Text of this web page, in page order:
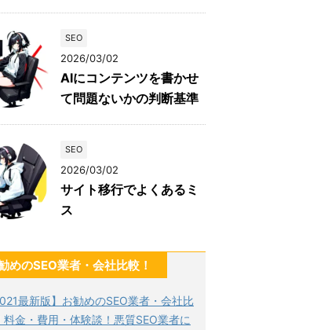
SEO
2026/03/02
AIにコンテンツを書かせ
て問題ないかの判断基準
SEO
2026/03/02
サイト移行でよくあるミ
ス
めのSEO業者・会社比較！
最新版】お勧めのSEO業者・会社比
料金・費用・体験談！悪質SEO業者に